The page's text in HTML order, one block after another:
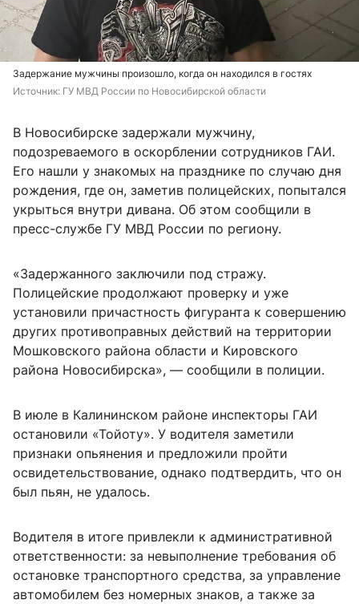
Задержание мужчины произошло, когда он находился в гостях
Источник: ГУ МВД России по Новосибирской области
В Новосибирске задержали мужчину,
подозреваемого в оскорблении сотрудников ГАИ.
Его нашли у знакомых на празднике по случаю дня
рождения, где он, заметив полицейских, попытался
укрыться внутри дивана. Об этом сообщили в
пресс-службе ГУ МВД России по региону.
«Задержанного заключили под стражу.
Полицейские продолжают проверку и уже
установили причастность фигуранта к совершению
других противоправных действий на территории
Мошковского района области и Кировского
района Новосибирска», — сообщили в полиции.
В июле в Калининском районе инспекторы ГАИ
остановили «Тойоту». У водителя заметили
признаки опьянения и предложили пройти
освидетельствование, однако подтвердить, что он
был пьян, не удалось.
Водителя в итоге привлекли к административной
ответственности: за невыполнение требования об
остановке транспортного средства, за управление
автомобилем без номерных знаков, а также за